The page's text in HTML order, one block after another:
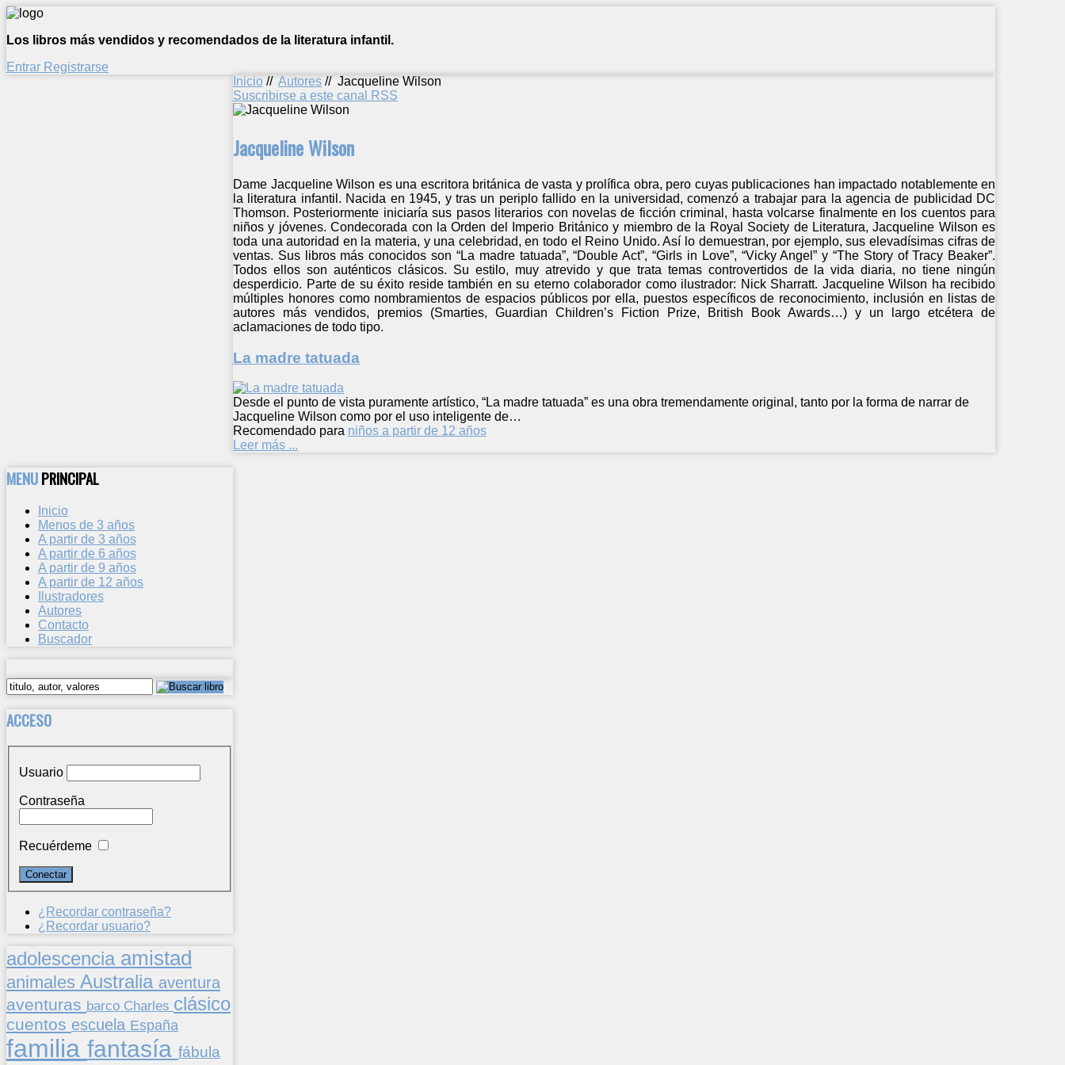
Los libros más vendidos y recomendados de la literatura infantil.
Entrar Registrarse
Inicio // Autores // Jacqueline Wilson
Suscribirse a este canal RSS
Jacqueline Wilson
Dame Jacqueline Wilson es una escritora británica de vasta y prolífica obra, pero cuyas publicaciones han impactado notablemente en
la literatura infantil. Nacida en 1945, y tras un periplo fallido en la universidad, comenzó a trabajar para la agencia de publicidad DC
Thomson. Posteriormente iniciaría sus pasos literarios con novelas de ficción criminal, hasta volcarse finalmente en los cuentos para
niños y jóvenes. Condecorada con la Orden del Imperio Británico y miembro de la Royal Society de Literatura, Jacqueline Wilson es
toda una autoridad en la materia, y una celebridad, en todo el Reino Unido. Así lo demuestran, por ejemplo, sus elevadísimas cifras de
ventas. Sus libros más conocidos son “La madre tatuada”, “Double Act”, “Girls in Love”, “Vicky Angel” y “The Story of Tracy Beaker”.
Todos ellos son auténticos clásicos. Su estilo, muy atrevido y que trata temas controvertidos de la vida diaria, no tiene ningún
desperdicio. Parte de su éxito reside también en su eterno colaborador como ilustrador: Nick Sharratt. Jacqueline Wilson ha recibido
múltiples honores como nombramientos de espacios públicos por ella, puestos específicos de reconocimiento, inclusión en listas de
autores más vendidos, premios (Smarties, Guardian Children’s Fiction Prize, British Book Awards…) y un largo etcétera de
aclamaciones de todo tipo.
La madre tatuada
Desde el punto de vista puramente artístico, “La madre tatuada” es una obra tremendamente original, tanto por la forma de narrar de
Jacqueline Wilson como por el uso inteligente de…
Recomendado para niños a partir de 12 años
Leer más ...
MENUPRINCIPAL
Inicio
Menos de 3 años
A partir de 3 años
A partir de 6 años
A partir de 9 años
A partir de 12 años
Ilustradores
Autores
Contacto
Buscador
ACCESO
Usuario
Contraseña
Recuérdeme
¿Recordar contraseña?
¿Recordar usuario?
adolescencia amistad
animales Australia aventura
aventuras barco Charles clásico
cuentos escuela España
familia fantasía fábula